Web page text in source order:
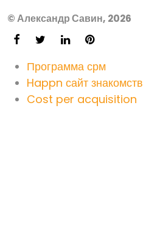
© Александр Савин, 2026
Программа срм
Happn сайт знакомств
Cost per acquisition